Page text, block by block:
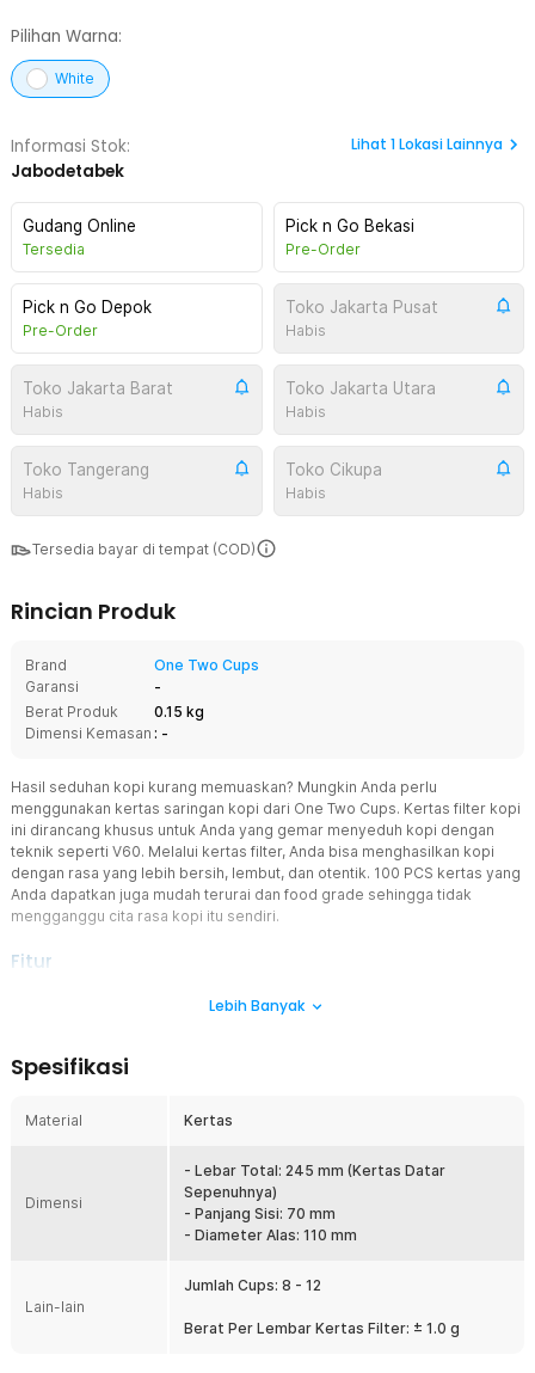
Pilihan Warna:
White
Informasi Stok:
Jabodetabek
Lihat 1Lokasi Lainnya
Gudang Online
Tersedia
Pick n Go Bekasi
Pre-Order
Pick n Go Depok
Pre-Order
Toko Jakarta Pusat
Habis
Toko Jakarta Barat
Habis
Toko Jakarta Utara
Habis
Toko Tangerang
Habis
Toko Cikupa
Habis
Tersedia bayar di tempat (COD)
Rincian Produk
Brand
One Two Cups
Garansi
-
Berat Produk
0.15 kg
Dimensi Kemasan : -
Hasil seduhan kopi kurang memuaskan? Mungkin Anda perlu
menggunakan kertas saringan kopi dari One Two Cups. Kertas filter kopi
ini dirancang khusus untuk Anda yang gemar menyeduh kopi dengan
teknik seperti V60. Melalui kertas filter, Anda bisa menghasilkan kopi
dengan rasa yang lebih bersih, lembut, dan otentik. 100 PCS kertas yang
Anda dapatkan juga mudah terurai dan food grade sehingga tidak
mengganggu cita rasa kopi itu sendiri.
Fitur
Hasilkan Seduhan Terbaik
air. Dipadukan dengan teknik V60 yang membuat kopi
demi tetes kopi orisinil beraroma kuat.
Rasakan seduhan kopi yang bersih dan bebas dari partikel kasar.
Hal ini berkat pori-pori kertas saringan kopi yang halus dan
seragam. Anda dapat menikmati secangkir kopi tanpa terganggu
dengan residu bubuk kopi.
Coffee filter paper ini hadir dengan diameter alas 110 mm. Anda
bisa menyajikan beberapa cangkir kopi dalam sekali seduhan.
Proses penyeduhan kopi pun menjadi lebih efisien tanpa
Lebih Banyak
Spesifikasi
Material Kertas
Dimensi
- Lebar Total: 245 mm (Kertas Datar
Sepenuhnya)
- Panjang Sisi: 70 mm
- Diameter Alas: 110 mm
Lain-lain
Jumlah Cups: 8 - 12
Berat Per Lembar Kertas Filter: ± 1.0 g